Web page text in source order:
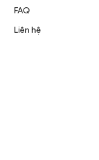
FAQ
Liên hệ